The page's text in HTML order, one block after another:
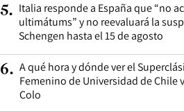
5. Italia responde a España que “no
ultimátums” y no reevaluará la
Schengen hasta el 15 de agosto
6. A qué hora y dónde ver el
Femenino de Universidad de Chile
Colo